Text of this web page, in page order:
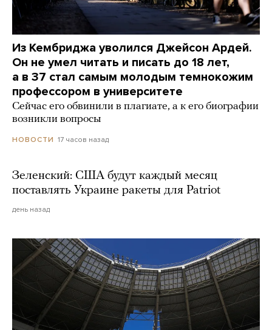
Из Кембриджа уволился Джейсон Ардей.
Он не умел читать и писать до 18 лет,
а в 37 стал самым молодым темнокожим
профессором в университете
Сейчас его обвинили в плагиате, а к его биографии
возникли вопросы
НОВОСТИ 17 часов назад
Зеленский: США будут каждый месяц
поставлять Украине ракеты для Patriot
день назад